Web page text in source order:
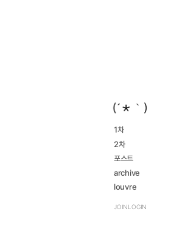
1차
navigate_next2016...
navigate_next 2023...
2차
navigate_next2016...
2023...
포스트
archive
navigate_nextreview
louvre
JOINLOGIN